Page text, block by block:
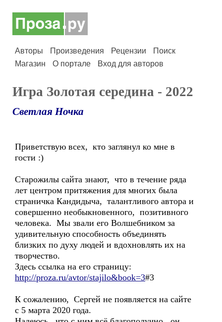
Авторы Произведения Рецензии
Поиск
Магазин
О портале Вход для авторов
Игра Золотая середина - 2022
Светлая Ночка
Приветствую всех, кто заглянул ко мне в
гости :)
Старожилы сайта знают, что в течение ряда
лет центром притяжения для многих была
страничка Кандидыча, талантливого автора и
совершенно необыкновенного, позитивного
человека. Мы звали его Волшебником за
удивительную способность объединять
близких по духу людей и вдохновлять их на
творчество.
Здесь ссылка на его страницу:
http://proza.ru/avtor/stajilo&book=3#3
К сожалению, Сергей не появляется на сайте
с 5 марта 2020 года.